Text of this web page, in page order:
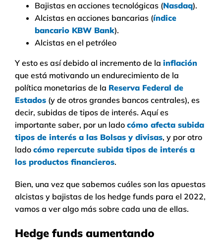
Bajistas en acciones tecnológicas (Nasdaq).
Alcistas en acciones bancarias (índice
bancario KBW Bank).
Alcistas en el petróleo
Y esto es así debido al incremento de la inflación
que está motivando un endurecimiento de la
política monetarias de la Reserva Federal de
Estados (y de otros grandes bancos centrales), es
decir, subidas de tipos de interés. Aquí es
importante saber, por un lado cómo afecta subida
tipos de interés a las Bolsas y divisas, y por otro
lado cómo repercute subida tipos de interés a
los productos financieros.
Bien, una vez que sabemos cuáles son las apuestas
alcistas y bajistas de los hedge funds para el 2022,
vamos a ver algo más sobre cada una de ellas.
Hedge funds aumentando